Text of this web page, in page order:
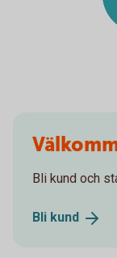
Bli kund och
Bli kund